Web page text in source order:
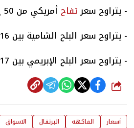
- يتراوح سعرتفاح أمريكي من 50 إلى 100
- يتراوح سعر البلح الشامية بين 16 و46 جنيهًا.
- يتراوح سعر البلح الإبريمي بين 17 و37 جنيهًا.
شارك
أسعار الفاكهه البرتقال الاسواق